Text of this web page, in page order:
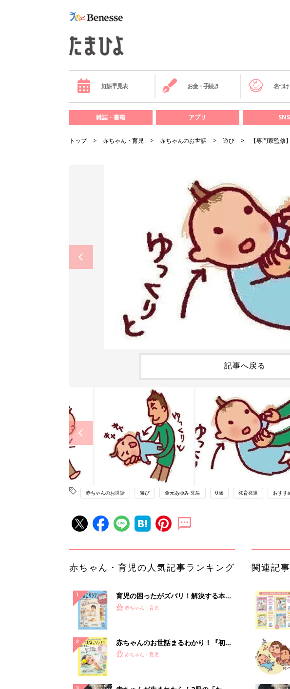
妊娠早見表 お金・手続き 名づけ
雑誌・書籍 アプリ SNS
トップ 赤ちゃん・育児 赤ちゃんのお世話 遊び 【専門家監
記事へ戻る
赤ちゃんのお世話 遊び 金元あゆみ 先生 0歳 発育発達 おすす
赤ちゃん・育児の人気記事ランキング
育児の困ったがズバリ！解決する本
『ひよこクラブ 秋号』 4カ月～2才
赤ちゃん・育児
赤ちゃんのお世話まるわかり！『初め
てのひよこクラブ 夏号』〈巻頭大特
赤ちゃん・育児
関連記事